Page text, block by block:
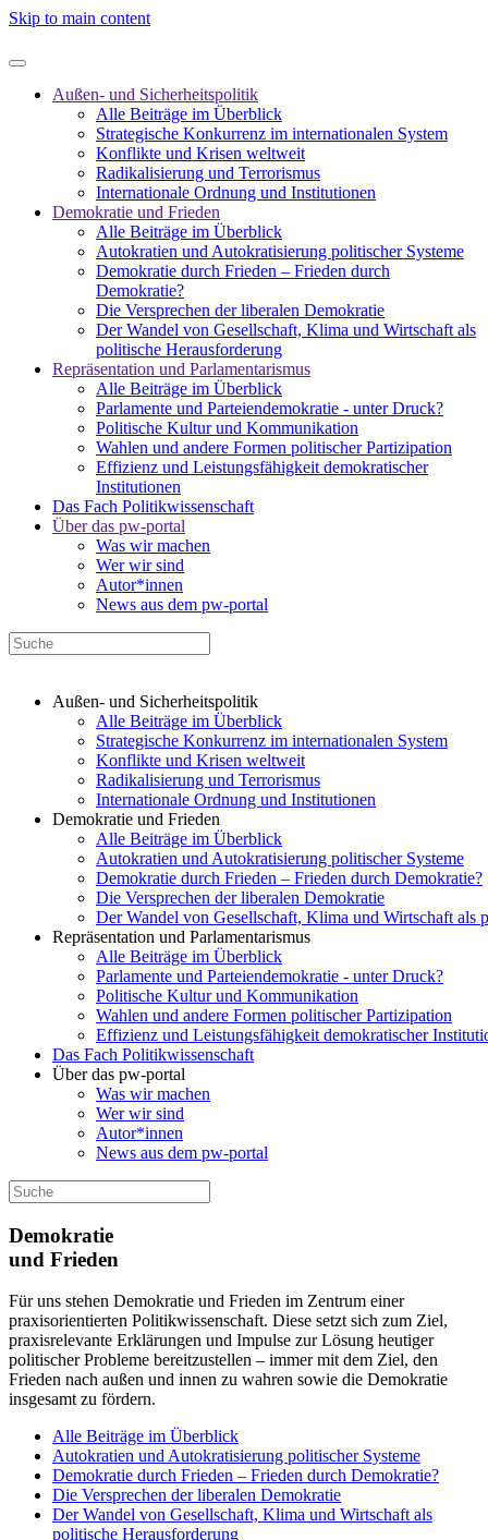
Skip to main content
Außen- und Sicherheitspolitik
Alle Beiträge im Überblick
Strategische Konkurrenz im internationalen System
Konflikte und Krisen weltweit
Radikalisierung und Terrorismus
Internationale Ordnung und Institutionen
Demokratie und Frieden
Alle Beiträge im Überblick
Autokratien und Autokratisierung politischer Systeme
Demokratie durch Frieden – Frieden durch
Demokratie?
Die Versprechen der liberalen Demokratie
Der Wandel von Gesellschaft, Klima und Wirtschaft als
politische Herausforderung
Repräsentation und Parlamentarismus
Alle Beiträge im Überblick
Parlamente und Parteiendemokratie - unter Druck?
Politische Kultur und Kommunikation
Wahlen und andere Formen politischer Partizipation
Effizienz und Leistungsfähigkeit demokratischer
Institutionen
Das Fach Politikwissenschaft
Über das pw-portal
Was wir machen
Wer wir sind
Autor*innen
News aus dem pw-portal
Außen- und Sicherheitspolitik
Alle Beiträge im Überblick
Strategische Konkurrenz im internationalen System
Konflikte und Krisen weltweit
Radikalisierung und Terrorismus
Internationale Ordnung und Institutionen
Demokratie und Frieden
Alle Beiträge im Überblick
Autokratien und Autokratisierung politischer Systeme
Demokratie durch Frieden – Frieden durch Demokratie?
Die Versprechen der liberalen Demokratie
Der Wandel von Gesellschaft, Klima und Wirtschaft als
Repräsentation und Parlamentarismus
Alle Beiträge im Überblick
Parlamente und Parteiendemokratie - unter Druck?
Politische Kultur und Kommunikation
Wahlen und andere Formen politischer Partizipation
Effizienz und Leistungsfähigkeit demokratischer
Das Fach Politikwissenschaft
Über das pw-portal
Was wir machen
Wer wir sind
Autor*innen
News aus dem pw-portal
Demokratie
und Frieden
Für uns stehen Demokratie und Frieden im Zentrum einer
praxisorientierten Politikwissenschaft. Diese setzt sich zum Ziel,
praxisrelevante Erklärungen und Impulse zur Lösung heutiger
politischer Probleme bereitzustellen – immer mit dem Ziel, den
Frieden nach außen und innen zu wahren sowie die Demokratie
insgesamt zu fördern.
Alle Beiträge im Überblick
Autokratien und Autokratisierung politischer Systeme
Demokratie durch Frieden – Frieden durch Demokratie?
Die Versprechen der liberalen Demokratie
Der Wandel von Gesellschaft, Klima und Wirtschaft als
politische Herausforderung